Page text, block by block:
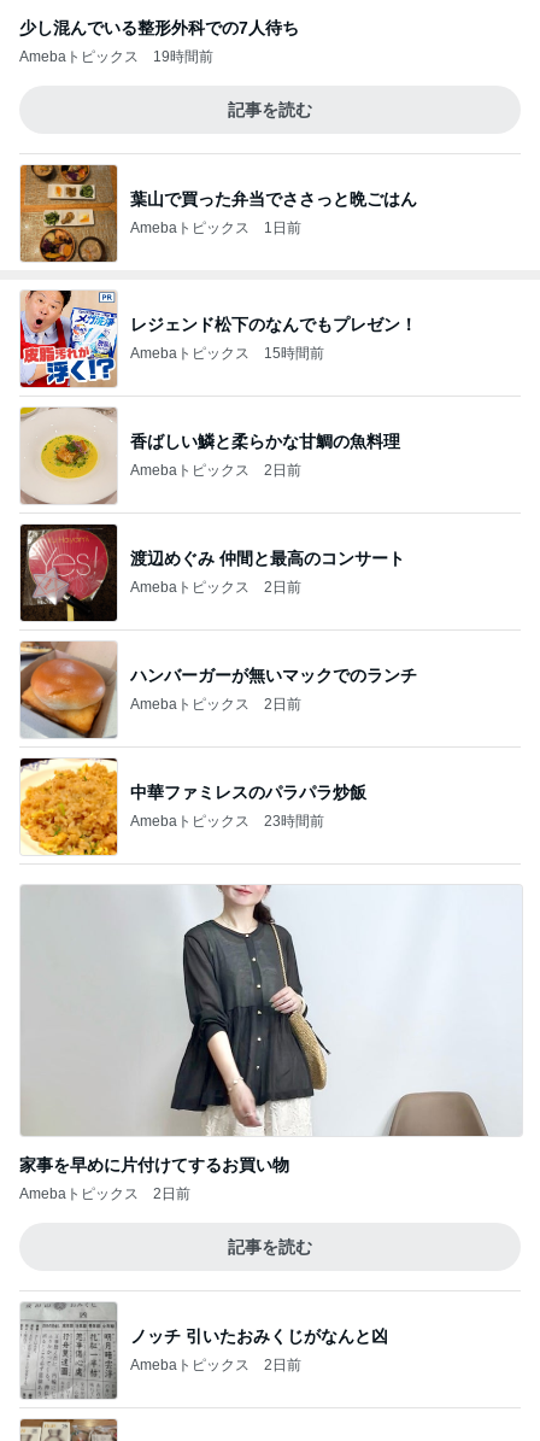
少し混んでいる整形外科での7人待ち
Amebaトピックス 19時間前
記事を読む
葉山で買った弁当でささっと晩ごはん
Amebaトピックス 1日前
レジェンド松下のなんでもプレゼン！
Amebaトピックス 15時間前
香ばしい鱗と柔らかな甘鯛の魚料理
Amebaトピックス 2日前
渡辺めぐみ 仲間と最高のコンサート
Amebaトピックス 2日前
ハンバーガーが無いマックでのランチ
Amebaトピックス 2日前
中華ファミレスのパラパラ炒飯
Amebaトピックス 23時間前
家事を早めに片付けてするお買い物
Amebaトピックス 2日前
記事を読む
ノッチ 引いたおみくじがなんと凶
Amebaトピックス 2日前